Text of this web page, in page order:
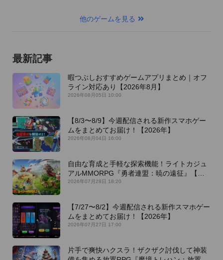
他のゲームを見る
最新記事
暇つぶしおすすめゲームアプリまとめ｜オフ
ライン対応あり【2026年8月】
2026年08月05日 10:00
【8/3〜8/9】今週配信される新作スマホゲー
ムをまとめてお届け！【2026年】
2026年08月04日 16:00
自由な育成と手軽な探索機能！ライトカジュ
アルMMORPG『勇者連盟：暁の遠征』【最
新作PICKUP】
2026年07月28日 18:20
【7/27〜8/2】今週配信される新作スマホゲー
ムをまとめてお届け！【2026年】
2026年07月27日 17:00
片手で爽快ハクスラ！ザクザク討伐して神装